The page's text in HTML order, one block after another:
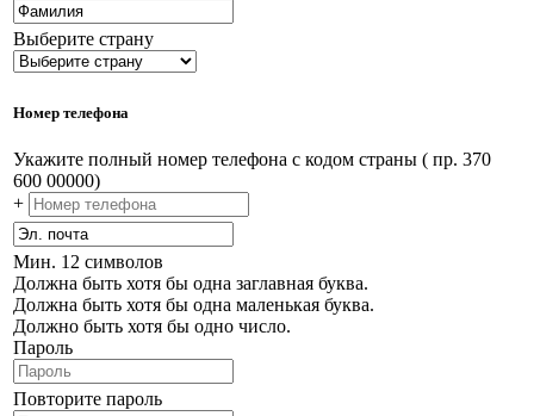
Выберите страну
Номер телефона
Укажите полный номер телефона с кодом страны ( пр. 370
600 00000)
+
Мин. 12 символов
Должна быть хотя бы одна заглавная буква.
Должна быть хотя бы одна маленькая буква.
Должно быть хотя бы одно число.
Пароль
Повторите пароль